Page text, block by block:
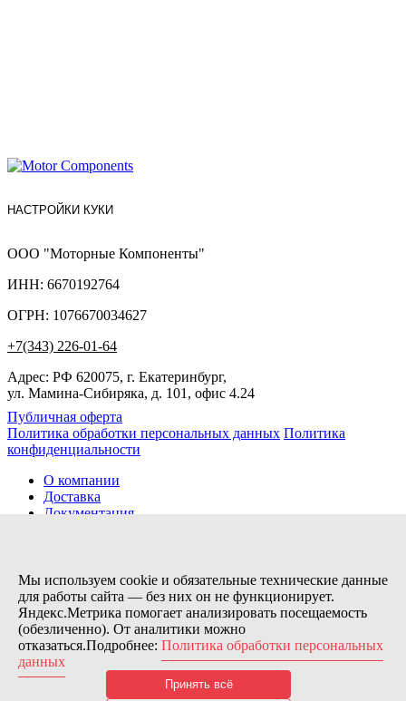
НАСТРОЙКИ КУКИ
ООО "Моторные Компоненты"
ИНН: 6670192764
ОГРН: 1076670034627
+7(343) 226-01-64
Адрес: РФ 620075, г. Екатеринбург,
ул. Мамина-Сибиряка, д. 101, офис 4.24
Публичная оферта
Политика обработки персональных данных Политика
конфиденциальности
О компании
Доставка
Документация
Контакты
Заказов сегодня / Всего
11154
Нас можно найти тут:
© 2026 Motor Components. Все права защищены
Мы используем cookie и обязательные технические данные
для работы сайта — без них он не функционирует.
Яндекс.Метрика помогает анализировать посещаемость
(обезличенно). От аналитики можно
отказаться.Подробнее: Политика обработки персональных
данных
Принять всё